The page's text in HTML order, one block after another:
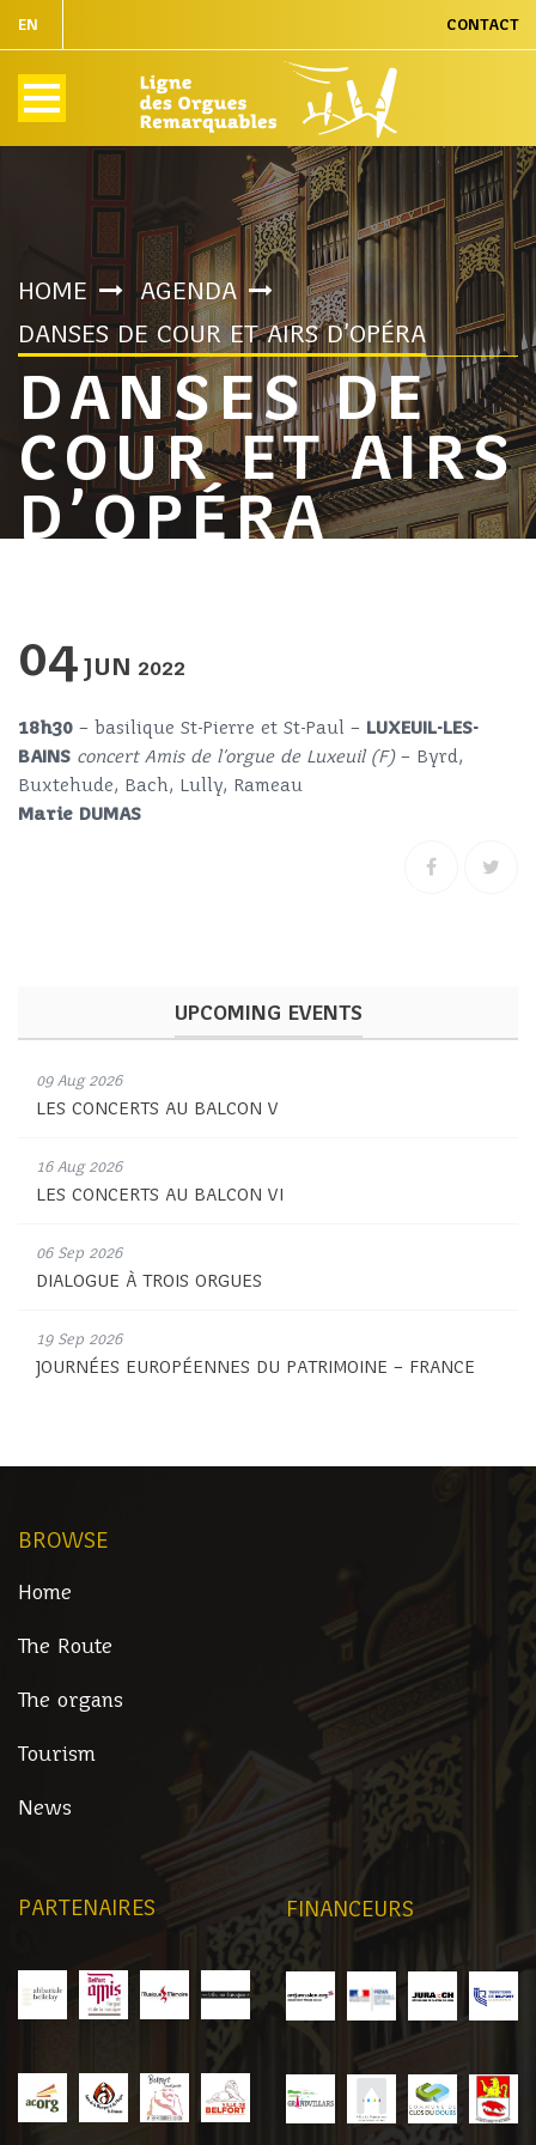
EN CONTACT
HOME
AGENDA
DANSES DE COUR ET AIRS D’OPÉRA
DANSES DE
COUR ET AIRS
D’OPÉRA
04JUN 2022
18h30 – basilique St-Pierre et St-Paul – LUXEUIL-LES-
BAINS concert Amis de l’orgue de Luxeuil (F) – Byrd,
Buxtehude, Bach, Lully, Rameau
Marie DUMAS
UPCOMING EVENTS
09 Aug 2026
LES CONCERTS AU BALCON V
16 Aug 2026
LES CONCERTS AU BALCON VI
06 Sep 2026
DIALOGUE À TROIS ORGUES
19 Sep 2026
JOURNÉES EUROPÉENNES DU PATRIMOINE – FRANCE
BROWSE
Home
The Route
The organs
Tourism
News
PARTENAIRES FINANCEURS